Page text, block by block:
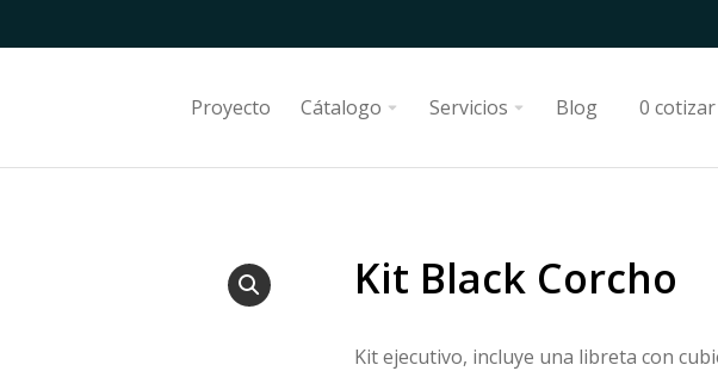
Proyecto Cátalogo Servicios Blog 0 cotizar
Kit Black Corcho
Kit ejecutivo, incluye una libreta con